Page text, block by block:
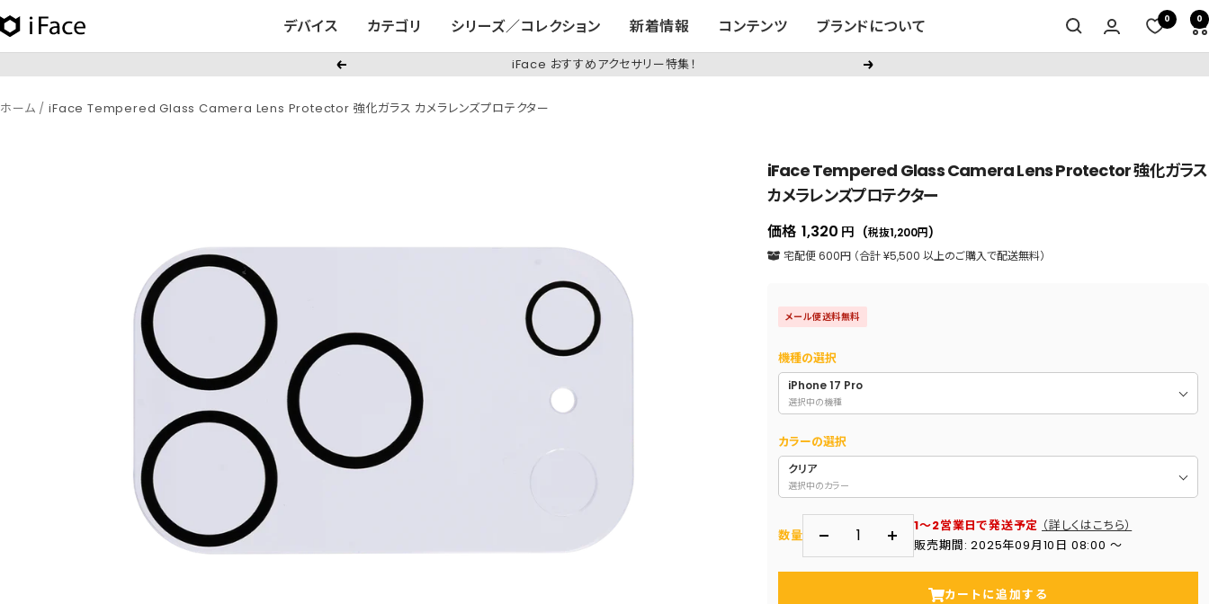
コ
ン
ツ
デバイス カテゴリ シリーズ／コレクション 新着情報 コンテンツ ブランドについて
iFace
日
本
公
0 0
戻
iFace おすすめアクセサリー特集！
次
ホーム iFace Tempered Glass Camera Lens Protector 強化ガラス カメラレンズプロテクター
iFace Tempered Glass Camera Lens Protector 強化ガラス
カメラレンズプロテクター
価格 セ
ー
価
格
1,320 円 (税抜1,200円)
宅配便 600円 （合計 ¥5,500 以上のご購入で配送無料）
メール便送料無料
機種の選択
iPhone 17 Pro
選択中の機種
カラーの選択
クリア
選択中のカラー
数量
量
数
量
1～2営業日で発送予定 （詳しくはこちら）
販売期間: 2025年09月10日 08:00 〜
カートに追加する